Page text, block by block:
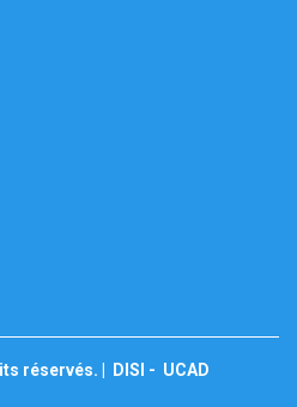
réservés. | DISI - UCAD